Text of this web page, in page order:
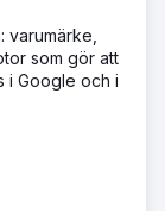
som gör att
i Google och i